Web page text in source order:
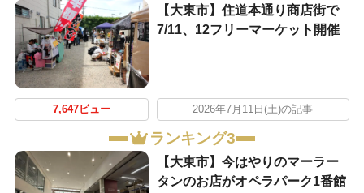
【大東市】住道本通り商店街で
7/11、12フリーマーケット開催
7,647ビュー 2026年7月11日(土)の記事
ランキング3
【大東市】今はやりのマーラー
タンのお店がオペラパーク1番館